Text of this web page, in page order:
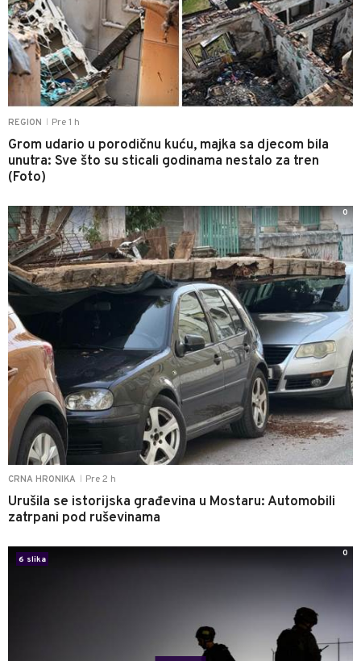
REGION Pre 1 h
Grom udario u porodičnu kuću, majka sa djecom bila
unutra: Sve što su sticali godinama nestalo za tren
(Foto)
CRNA HRONIKA Pre 2 h
Urušila se istorijska građevina u Mostaru: Automobili
zatrpani pod ruševinama
0
6 slika
0